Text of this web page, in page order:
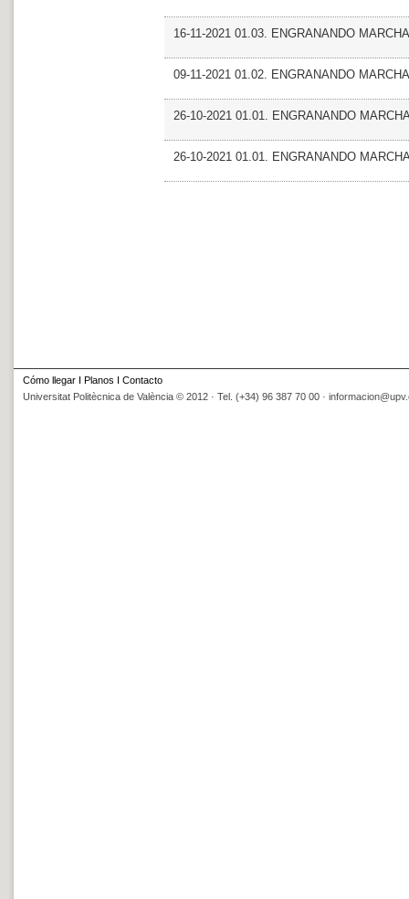
16-11-2021 01.03. ENGRANANDO
09-11-2021 01.02. ENGRANANDO
26-10-2021 01.01. ENGRANANDO
26-10-2021 01.01. ENGRANANDO
Cómo llegar Planos
Contacto
Universitat Politècnica de València © 2012 · Tel. (+34) 96 387 70 00 ·